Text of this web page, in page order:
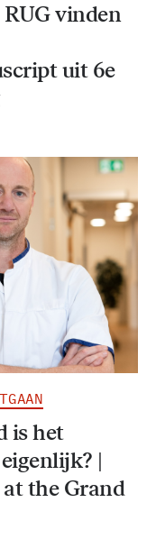
vinden
uit 6e
is het
|
the Grand